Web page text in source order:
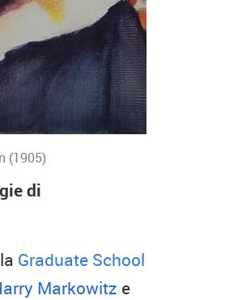
(1905)
di
Graduate School
Markowitz e